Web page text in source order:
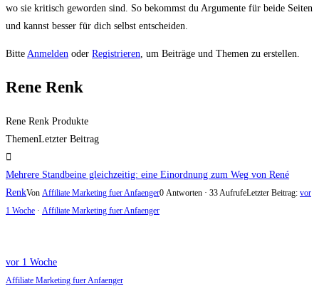
wo sie kritisch geworden sind. So bekommst du Argumente für beide Seiten
und kannst besser für dich selbst entscheiden.
Bitte Anmelden oder Registrieren, um Beiträge und Themen zu erstellen.
Rene Renk
Rene Renk Produkte
ThemenLetzter Beitrag
Mehrere Standbeine gleichzeitig: eine Einordnung zum Weg von René
RenkVon Affiliate Marketing fuer Anfaenger0 Antworten · 33 AufrufeLetzter Beitrag: vor
1 Woche · Affiliate Marketing fuer Anfaenger
vor 1 Woche
Affiliate Marketing fuer Anfaenger